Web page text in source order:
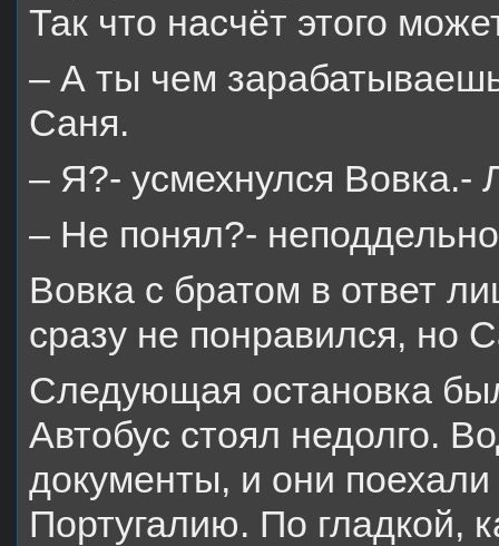
Так что насчёт этого
– А ты чем
Саня.
– Я?- усмехнулся Вовка.-
– Не понял?-
Вовка с братом в ответ
сразу не понравился, но
Следующая остановка
Автобус стоял недолго.
документы, и они
Португалию. По гладкой,